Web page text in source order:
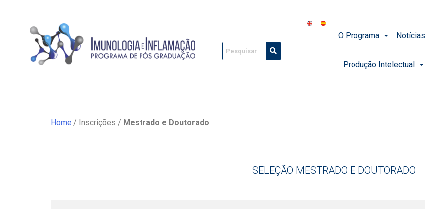
O Programa Notícias
Produção Intelectual
Home / Inscrições / Mestrado e Doutorado
SELEÇÃO MESTRADO E DOUTORADO